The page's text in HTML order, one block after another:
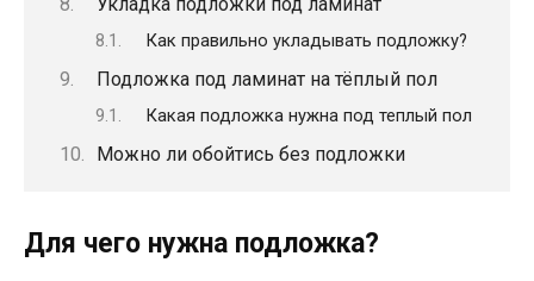
Как правильно укладывать подложку?
Подложка под ламинат на тёплый пол
Какая подложка нужна под теплый пол
Можно ли обойтись без подложки
Для чего нужна подложка?